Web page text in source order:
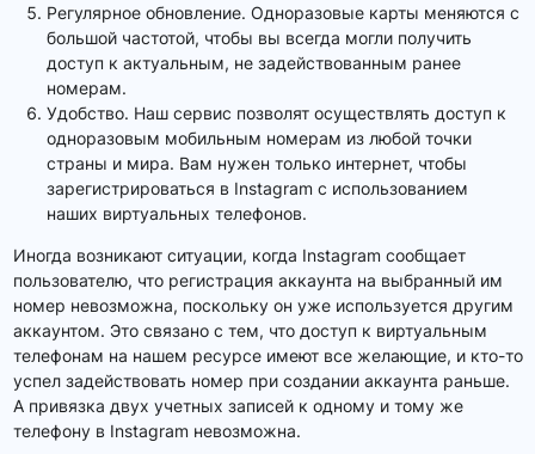
Регулярное обновление. Одноразовые карты меняются с
большой частотой, чтобы вы всегда могли получить
доступ к актуальным, не задействованным ранее
номерам.
Удобство. Наш сервис позволят осуществлять доступ к
одноразовым мобильным номерам из любой точки
страны и мира. Вам нужен только интернет, чтобы
зарегистрироваться в Instagram с использованием
наших виртуальных телефонов.
Иногда возникают ситуации, когда Instagram сообщает
пользователю, что регистрация аккаунта на выбранный им
номер невозможна, поскольку он уже используется другим
аккаунтом. Это связано с тем, что доступ к виртуальным
телефонам на нашем ресурсе имеют все желающие, и кто-то
успел задействовать номер при создании аккаунта раньше.
А привязка двух учетных записей к одному и тому же
телефону в Instagram невозможна.